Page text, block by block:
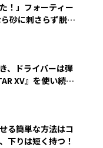
！」フォーティー
砂に刺さらず脱出
、ドライバーは弾
XV』を使い続け
る簡単な方法はコ
下りは短く持つ！